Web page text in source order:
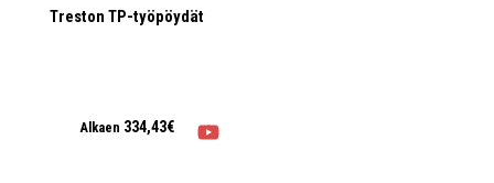
Treston TP-työpöydät
Alkaen 334,43€